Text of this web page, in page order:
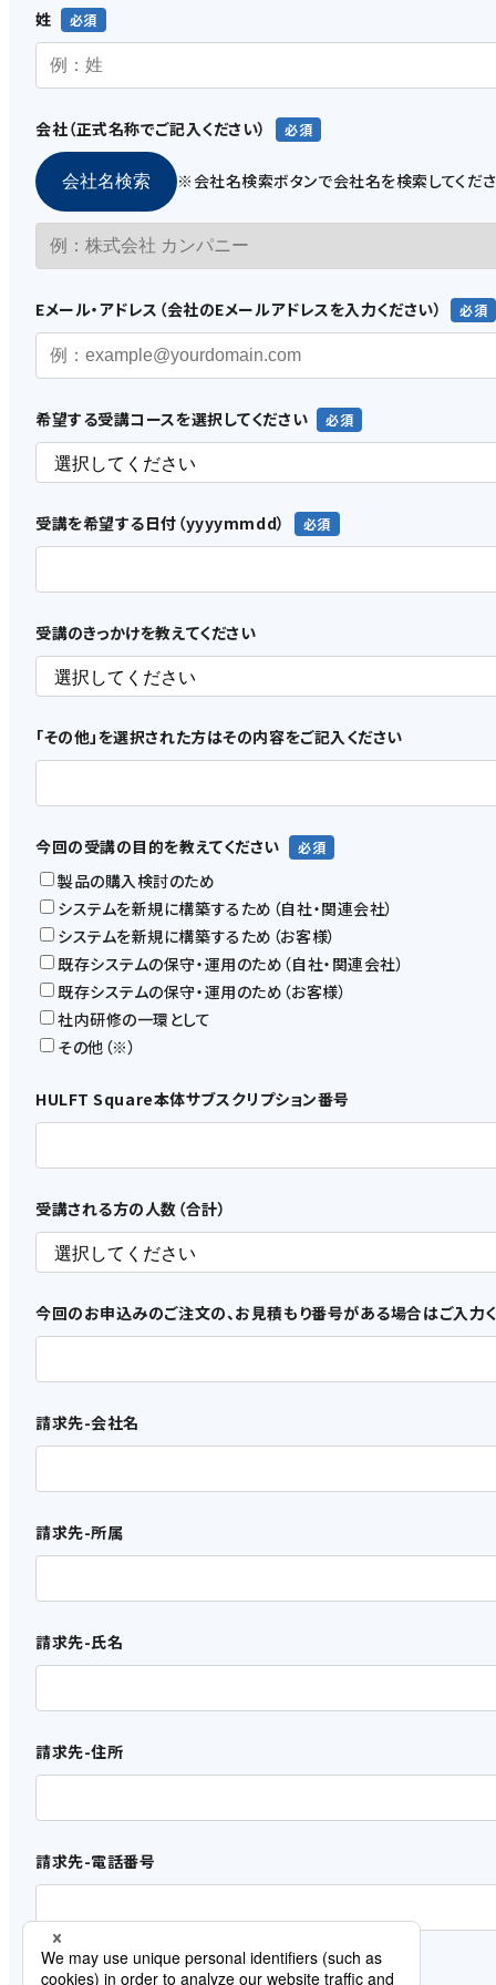
3. お客様情報の取り扱い利用
当社は、当社が定める「
」に基づき、お客様
（1）
本サービスの利用の申込みは、本規約に同意の上、Webサイト
（2）
（3）
当社は、お客様が以下の各号のいずれかの事由に該当する
本サービスを利用するために当社に提供した情報の全
②
本規約に違反するおそれがある場合
過去に本サービスの利用の登録を取り消されたことが
お客様又はその役員（取締役、監査役、執行役及び執
各号のいずれか又は同条第2項各号のいずれかに該当
⑥
⑦
（1）
当社が、本サービス上及びWebサイト上、その他の方法により
かかわらず、本規約の一部を構成するものとします。
（2）
本規約の定めと利用規約等の定めが異なる場合は、当該利用
6. 本規約及び本サービスの変更
当社は、お客様の了承を得ることなく、本規約を変更すること
変更後の利用規約の効力は、当社が別途定める場合を除いて
当社は、お客様の事前の了解を得ることなく、本サービスの内
7. 契約期間
本サービスの契約期間（以下、「本契約期間」といいます。）は、
（1）
合、手数料はお客様が負担するものとします。
（2）
お客様は、本サービスの利用料及びその他本契約に基づく債
加えて、本サービスの利用料およ及びその他の債務を一括し
できるものとし、お客様は、これに承諾した上で、本サービスを
お客様は、本サービスの利用申込みの際に、当社に提供した
お客様が前項の届出を怠ったことにより不利益を被った場合
10. ユーザ ID 等
姓
会社（正式名称でご記入ください）
会社名検索 ※会社名検索ボタンで会社名を検索してくだ
Eメール・アドレス（会社のEメールアドレスを入力ください）
希望する受講コースを選択してください
受講を希望する日付（yyyymmdd）
受講のきっかけを教えてください
「その他」を選択された方はその内容をご記入ください
今回の受講の目的を教えてください
製品の購入検討のため
システムを新規に構築するため（自社・関連会社）
システムを新規に構築するため（お客様）
既存システムの保守・運用のため（自社・関連会社）
既存システムの保守・運用のため（お客様）
社内研修の一環として
その他（※）
HULFT Square本体サブスクリプション番号
受講される方の人数（合計）
今回のお申込みのご注文の、お見積もり番号がある場合はご入力
請求先-会社名
請求先-所属
請求先-氏名
請求先-住所
請求先-電話番号
請求先-メールアドレス